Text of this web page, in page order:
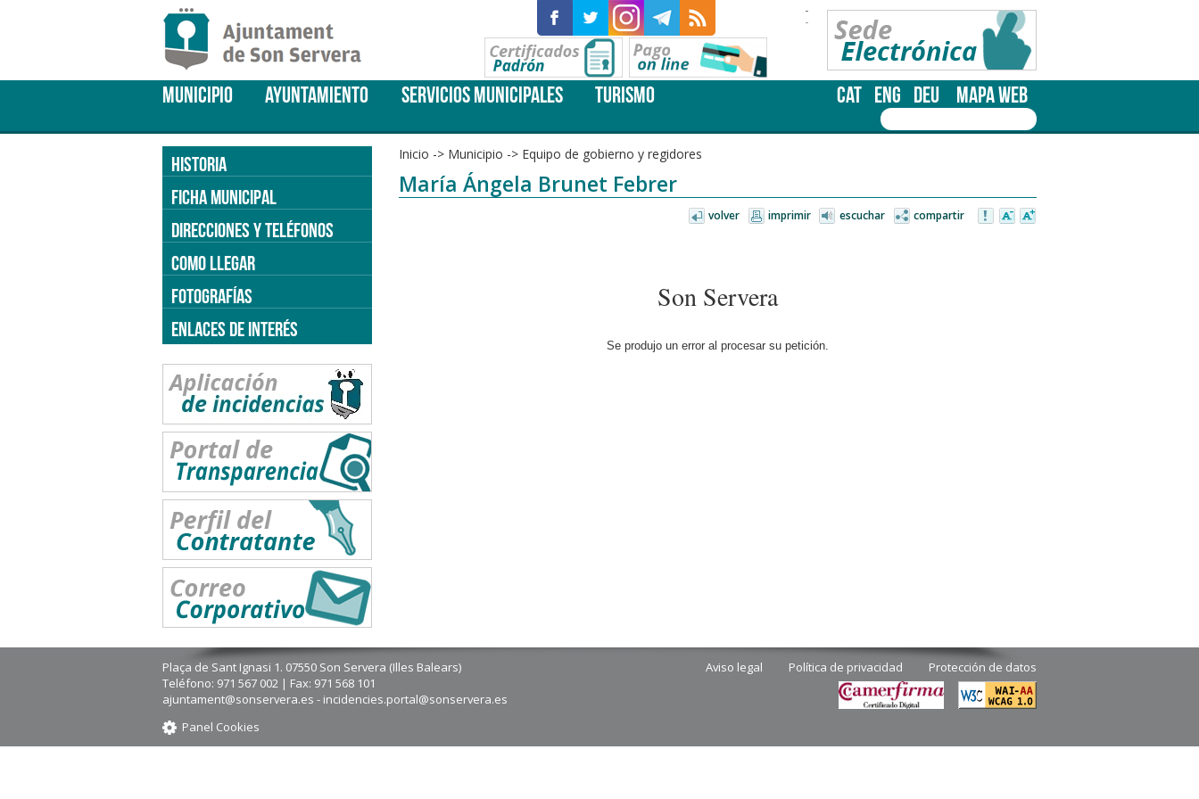
-
-
MUNICIPIO AYUNTAMIENTO SERVICIOS MUNICIPALES TURISMO CAT ENG DEU MAPA WEB
Inicio -> Municipio -> Equipo de gobierno y regidores
María Ángela Brunet Febrer
volver imprimir escuchar compartir
Son Servera
Se produjo un error al procesar su petición.
HISTORIA
FICHA MUNICIPAL
DIRECCIONES Y TELÉFONOS
COMO LLEGAR
FOTOGRAFÍAS
ENLACES DE INTERÉS
Aviso legal Política de privacidad Protección de datos
Plaça de Sant Ignasi 1. 07550 Son Servera (Illes Balears)
Teléfono: 971 567 002 | Fax: 971 568 101
ajuntament@sonservera.es - incidencies.portal@sonservera.es
Panel Cookies